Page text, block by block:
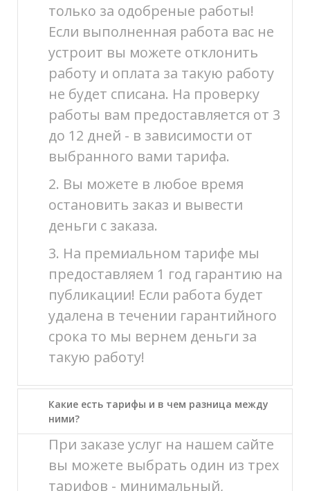
только за одобреные работы!
Если выполненная работа вас не
устроит вы можете отклонить
работу и оплата за такую работу
не будет списана. На проверку
работы вам предоставляется от 3
до 12 дней - в зависимости от
выбранного вами тарифа.
2. Вы можете в любое время
остановить заказ и вывести
деньги с заказа.
3. На премиальном тарифе мы
предоставляем 1 год гарантию на
публикации! Если работа будет
удалена в течении гарантийного
срока то мы вернем деньги за
такую работу!
Какие есть тарифы и в чем разница между
ними?
При заказе услуг на нашем сайте
вы можете выбрать один из трех
тарифов - минимальный,